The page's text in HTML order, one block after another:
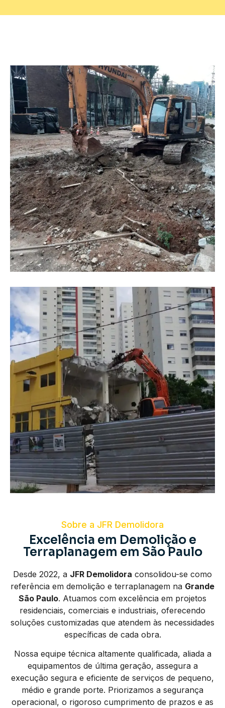
Sobre a JFR Demolidora
Excelência em Demolição e
Terraplanagem em São Paulo
Desde 2022, a JFR Demolidora consolidou-se como
referência em demolição e terraplanagem na Grande
São Paulo. Atuamos com excelência em projetos
residenciais, comerciais e industriais, oferecendo
soluções customizadas que atendem às necessidades
específicas de cada obra.
Nossa equipe técnica altamente qualificada, aliada a
equipamentos de última geração, assegura a
execução segura e eficiente de serviços de pequeno,
médio e grande porte. Priorizamos a segurança
operacional, o rigoroso cumprimento de prazos e as